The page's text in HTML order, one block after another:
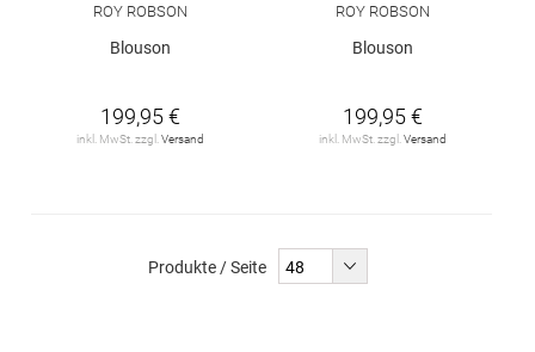
ROY ROBSON
Blouson
199,95 €
inkl. MwSt. zzgl. Versand
ROY ROBSON
Blouson
199,95 €
inkl. MwSt. zzgl. Versand
Produkte / Seite